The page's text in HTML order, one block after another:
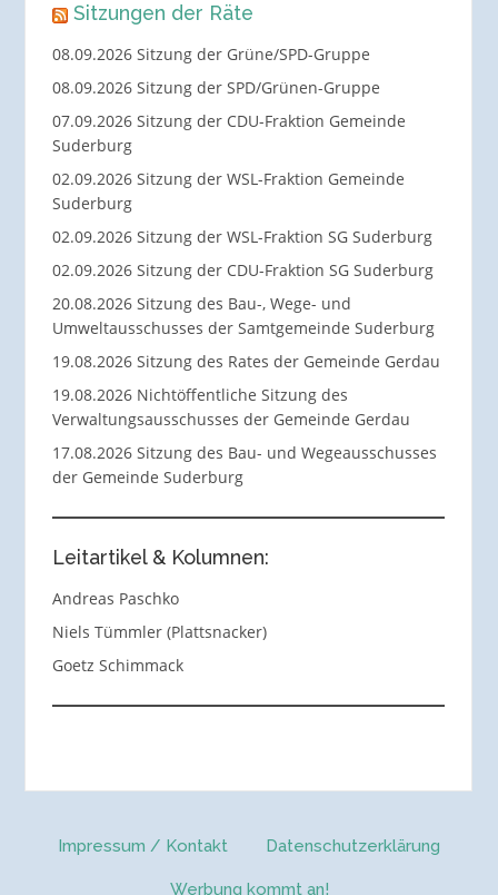
Sitzungen der Räte
08.09.2026 Sitzung der Grüne/SPD-Gruppe
08.09.2026 Sitzung der SPD/Grünen-Gruppe
07.09.2026 Sitzung der CDU-Fraktion Gemeinde
Suderburg
02.09.2026 Sitzung der WSL-Fraktion Gemeinde
Suderburg
02.09.2026 Sitzung der WSL-Fraktion SG Suderburg
02.09.2026 Sitzung der CDU-Fraktion SG Suderburg
20.08.2026 Sitzung des Bau-, Wege- und
Umweltausschusses der Samtgemeinde Suderburg
19.08.2026 Sitzung des Rates der Gemeinde Gerdau
19.08.2026 Nichtöffentliche Sitzung des
Verwaltungsausschusses der Gemeinde Gerdau
17.08.2026 Sitzung des Bau- und Wegeausschusses
der Gemeinde Suderburg
Leitartikel & Kolumnen:
Andreas Paschko
Niels Tümmler (Plattsnacker)
Goetz Schimmack
Impressum / Kontakt Datenschutzerklärung
Werbung kommt an!